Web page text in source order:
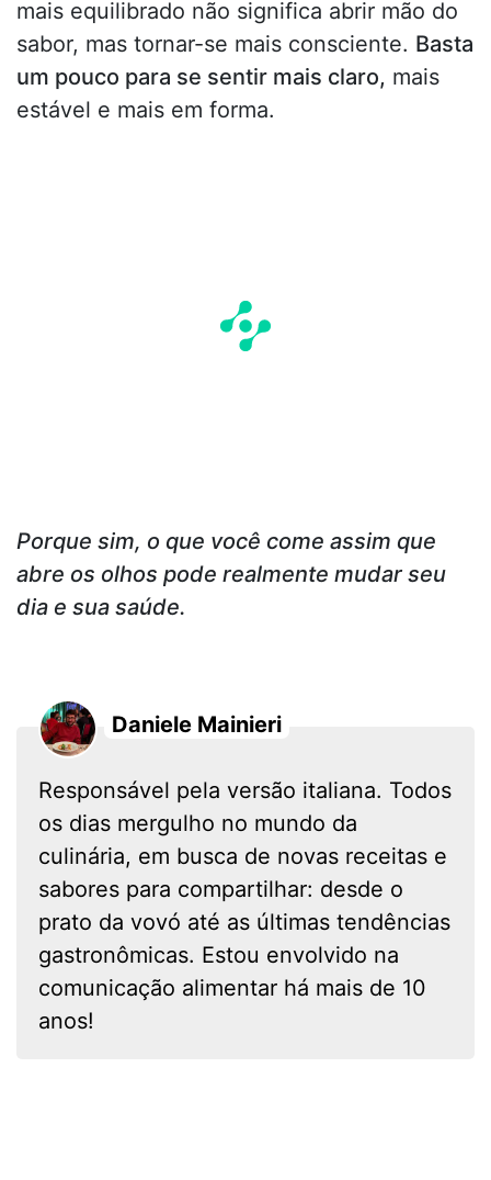
mais equilibrado não significa abrir mão do
sabor, mas tornar-se mais consciente. Basta
um pouco para se sentir mais claro, mais
estável e mais em forma.
Porque sim, o que você come assim que
abre os olhos pode realmente mudar seu
dia e sua saúde.
Daniele Mainieri
Responsável pela versão italiana. Todos
os dias mergulho no mundo da
culinária, em busca de novas receitas e
sabores para compartilhar: desde o
prato da vovó até as últimas tendências
gastronômicas. Estou envolvido na
comunicação alimentar há mais de 10
anos!